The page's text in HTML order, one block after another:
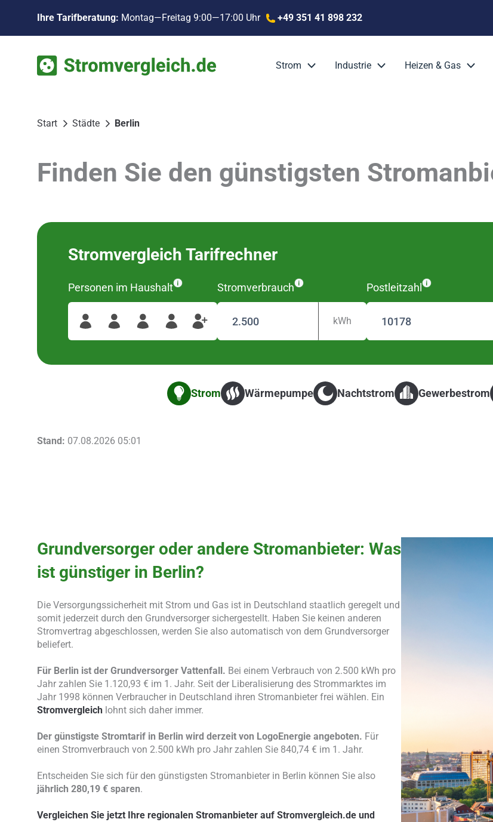
Ihre Tarifberatung: Montag—Freitag 9:00—17:00 Uhr +49 351 41 898 232
Strom Industrie Heizen & Gas
Start Städte Berlin
Finden Sie den günstigsten
Stromvergleich Tarifrechner
Personen im Haushalt Stromverbrauch
kWh
Postleitzahl
Strom Wärmepumpe Nachtstrom Gewerbestrom
Stand: 07.08.2026 05:01
Grundversorger oder andere Stromanbieter: Was
ist günstiger in Berlin?
Die Versorgungssicherheit mit Strom und Gas ist in Deutschland staatlich geregelt und
somit jederzeit durch den Grundversorger sichergestellt. Haben Sie keinen anderen
Stromvertrag abgeschlossen, werden Sie also automatisch von dem Grundversorger
beliefert.
Für Berlin ist der Grundversorger Vattenfall. Bei einem Verbrauch von 2.500 kWh pro
Jahr zahlen Sie 1.120,93 € im 1. Jahr. Seit der Liberalisierung des Strommarktes im
Jahr 1998 können Verbraucher in Deutschland ihren Stromanbieter frei wählen. Ein
Stromvergleich lohnt sich daher immer.
Der günstigste Stromtarif in Berlin wird derzeit von LogoEnergie angeboten. Für
einen Stromverbrauch von 2.500 kWh pro Jahr zahlen Sie 840,74 € im 1. Jahr.
Entscheiden Sie sich für den günstigsten Stromanbieter in Berlin können Sie also
jährlich 280,19 € sparen.
Vergleichen Sie jetzt Ihre regionalen Stromanbieter auf Stromvergleich.de und